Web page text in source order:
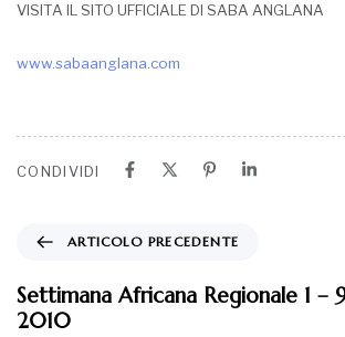
VISITA IL SITO UFFICIALE DI SABA ANGLANA
www.sabaanglana.com
CONDIVIDI
ARTICOLO PRECEDENTE
Settimana Africana Regionale 1
2010